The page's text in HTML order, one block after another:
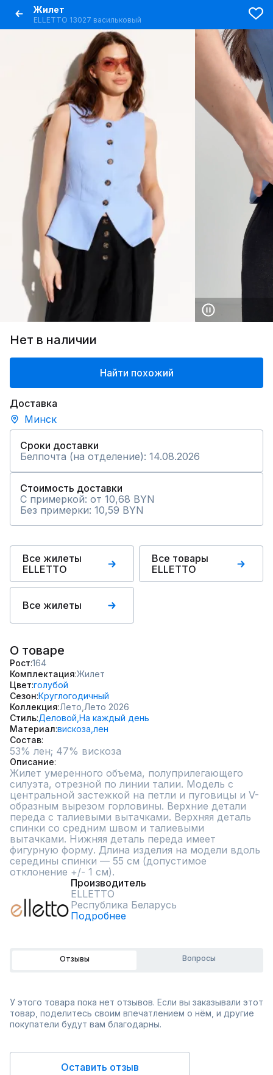
Жилет
ELLETTO 13027 васильковый
Нет в наличии
Найти похожий
Доставка
Минск
Сроки доставки
Белпочта (на отделение): 14.08.2026
Стоимость доставки
С примеркой: от 10,68 BYN
Без примерки: 10,59 BYN
Все жилеты
ELLETTO
Все товары
ELLETTO
Все жилеты
О товаре
Рост 164
Комплектация Жилет
Цвет голубой
Сезон Круглогодичный
Коллекция Лето, Лето 2026
Стиль Деловой, На каждый день
Материал вискоза, лен
Состав
Описание
Жилет умеренного объема, полуприлегающего
силуэта, отрезной по линии талии. Модель с
центральной застежкой на петли и пуговицы и V-
образным вырезом горловины. Верхние детали
переда с талиевыми вытачками. Верхняя деталь
спинки со средним швом и талиевыми
вытачками. Нижняя деталь переда имеет
фигурную форму. Длина изделия на модели вдоль
середины спинки — 55 см (допустимое
отклонение +/- 1 см).
Производитель
ELLETTO
Республика Беларусь
Подробнее
Отзывы Вопросы
У этого товара пока нет отзывов. Если вы заказывали этот
товар, поделитесь своим впечатлением о нём, и другие
покупатели будут вам благодарны.
Оставить отзыв